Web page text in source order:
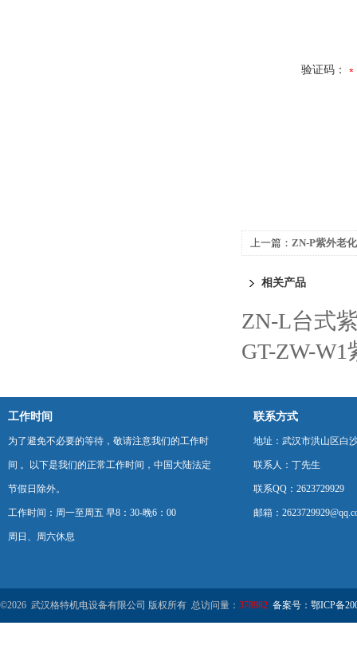
验证码：
上一篇： ZN-P紫外老
相关产品
ZN-L台式
GT-ZW-
工作时间
为了避免不必要的等待，敬请注意我们的工作时
间 。以下是我们的正常工作时间，中国大陆法定
节假日除外。
工作时间：周一至周五 早8：30-晚6：00
周日、周六休息
联系方式
地址：武汉市洪山区白
联系人：丁先生
联系QQ：2623729929
邮箱：
©2026 武汉格特机电设备有限公司 版权所有 总访问量： 378982 备案号：鄂ICP备